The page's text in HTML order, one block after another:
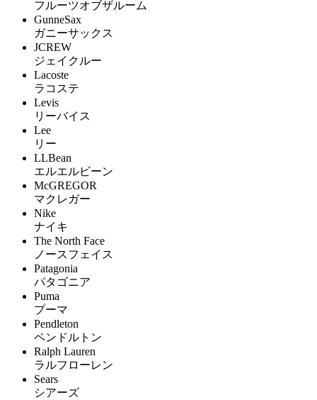
フルーツオブザルーム
GunneSax
ガニーサックス
JCREW
ジェイクルー
Lacoste
ラコステ
Levis
リーバイス
Lee
リー
LLBean
エルエルビーン
McGREGOR
マクレガー
Nike
ナイキ
The North Face
ノースフェイス
Patagonia
パタゴニア
Puma
プーマ
Pendleton
ペンドルトン
Ralph Lauren
ラルフローレン
Sears
シアーズ